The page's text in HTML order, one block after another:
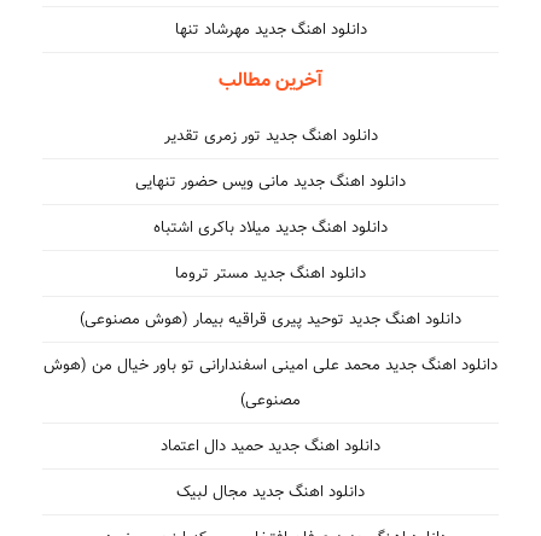
دانلود اهنگ جدید مهرشاد تنها
آخرین مطالب
دانلود اهنگ جدید تور زمری تقدیر
دانلود اهنگ جدید مانی ویس حضور تنهایی
دانلود اهنگ جدید میلاد باکری اشتباه
دانلود اهنگ جدید مستر تروما
دانلود اهنگ جدید توحید پیری قراقیه بیمار (هوش مصنوعی)
دانلود اهنگ جدید محمد علی امینی اسفندارانی تو باور خیال من (هوش
مصنوعی)
دانلود اهنگ جدید حمید دال اعتماد
دانلود اهنگ جدید مجال لبیک